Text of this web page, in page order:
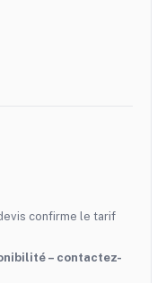
– contactez-
confirme le tarif